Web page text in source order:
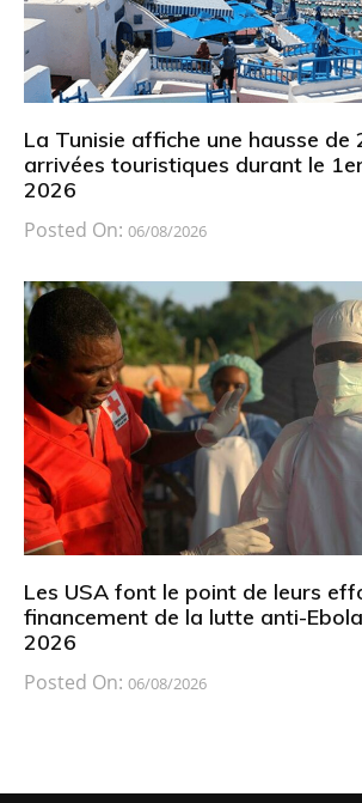
La Tunisie affiche une hausse de
arrivées touristiques durant le
2026
Posted On: 06/08/2026
Les USA font le point de leurs
financement de la lutte anti-
2026
Posted On: 06/08/2026